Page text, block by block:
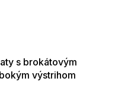
s brokátovým
výstrihom